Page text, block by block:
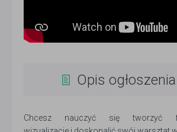
Opis ogłoszenia
Chcesz nauczyć się tworzyć